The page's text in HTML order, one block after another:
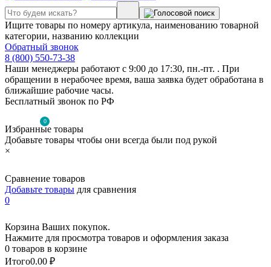
Ищите товары по номеру артикула, наименованию товарной
категории, названию коллекции
Обратный звонок
8 (800) 550-73-38
Наши менеджеры работают с 9:00 до 17:30, пн.-пт. . При
обращении в нерабочее время, ваша заявка будет обработана в
ближайшие рабочие часы.
Бесплатный звонок по РФ
0
Избранные товары
Добавьте товары чтобы они всегда были под рукой
×
Сравнение товаров
Добавьте товары для сравнения
0
Корзина Ваших покупок.
Нажмите для просмотра товаров и оформления заказа
0 товаров в корзине
Итого0.00 ₽